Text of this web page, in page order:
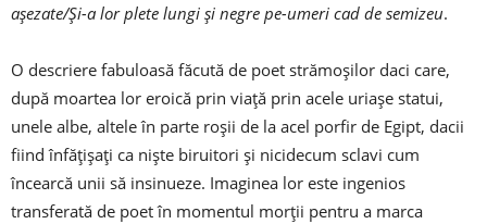
așezate/Și-a lor plete lungi și negre pe-umeri cad de semizeu.
O descriere fabuloasă făcută de poet strămoșilor daci care,
după moartea lor eroică prin viață prin acele uriașe statui,
unele albe, altele în parte roșii de la acel porfir de Egipt, dacii
fiind înfățișați ca niște biruitori și nicidecum sclavi cum
încearcă unii să insinueze. Imaginea lor este ingenios
transferată de poet în momentul morții pentru a marca